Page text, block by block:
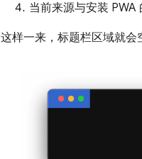
当前来源与安装 PWA
这样一来，标题栏区域就会